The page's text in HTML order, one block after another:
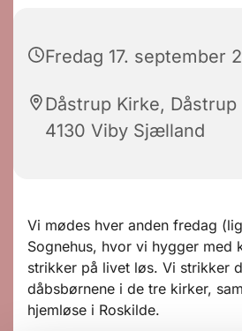
Fredag 17. september
Dåstrup Kirke,
4130 Viby Sjælland
Vi mødes hver anden fredag
Sognehus, hvor vi hygger med
strikker på livet løs. Vi strikker
dåbsbørnene i de tre kirker,
hjemløse i Roskilde.